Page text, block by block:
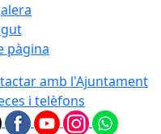
pàgina
amb l'Ajuntament
i telèfons